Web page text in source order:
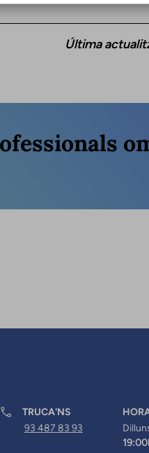
Última
TRUCA'NS
93 487 83 93